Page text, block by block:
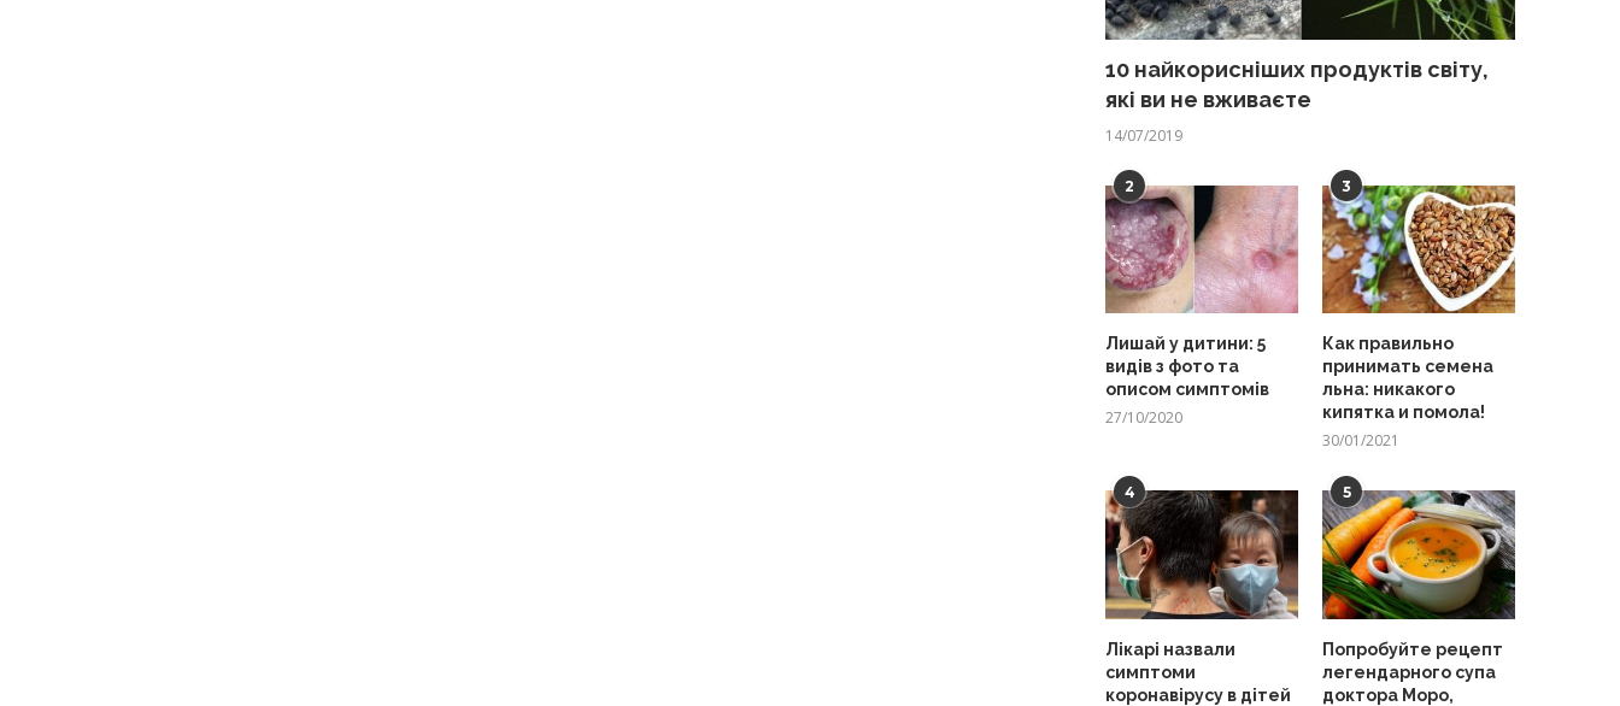
10 найкорисніших продуктів світу,
які ви не вживаєте
14/07/2019
2
Лишай у дитини: 5
видів з фото та
описом симптомів
27/10/2020
3
Как правильно
принимать семена
льна: никакого
кипятка и помола!
30/01/2021
4
Лікарі назвали
симптоми
коронавірусу в дітей
5
Попробуйте рецепт
легендарного супа
доктора Моро,